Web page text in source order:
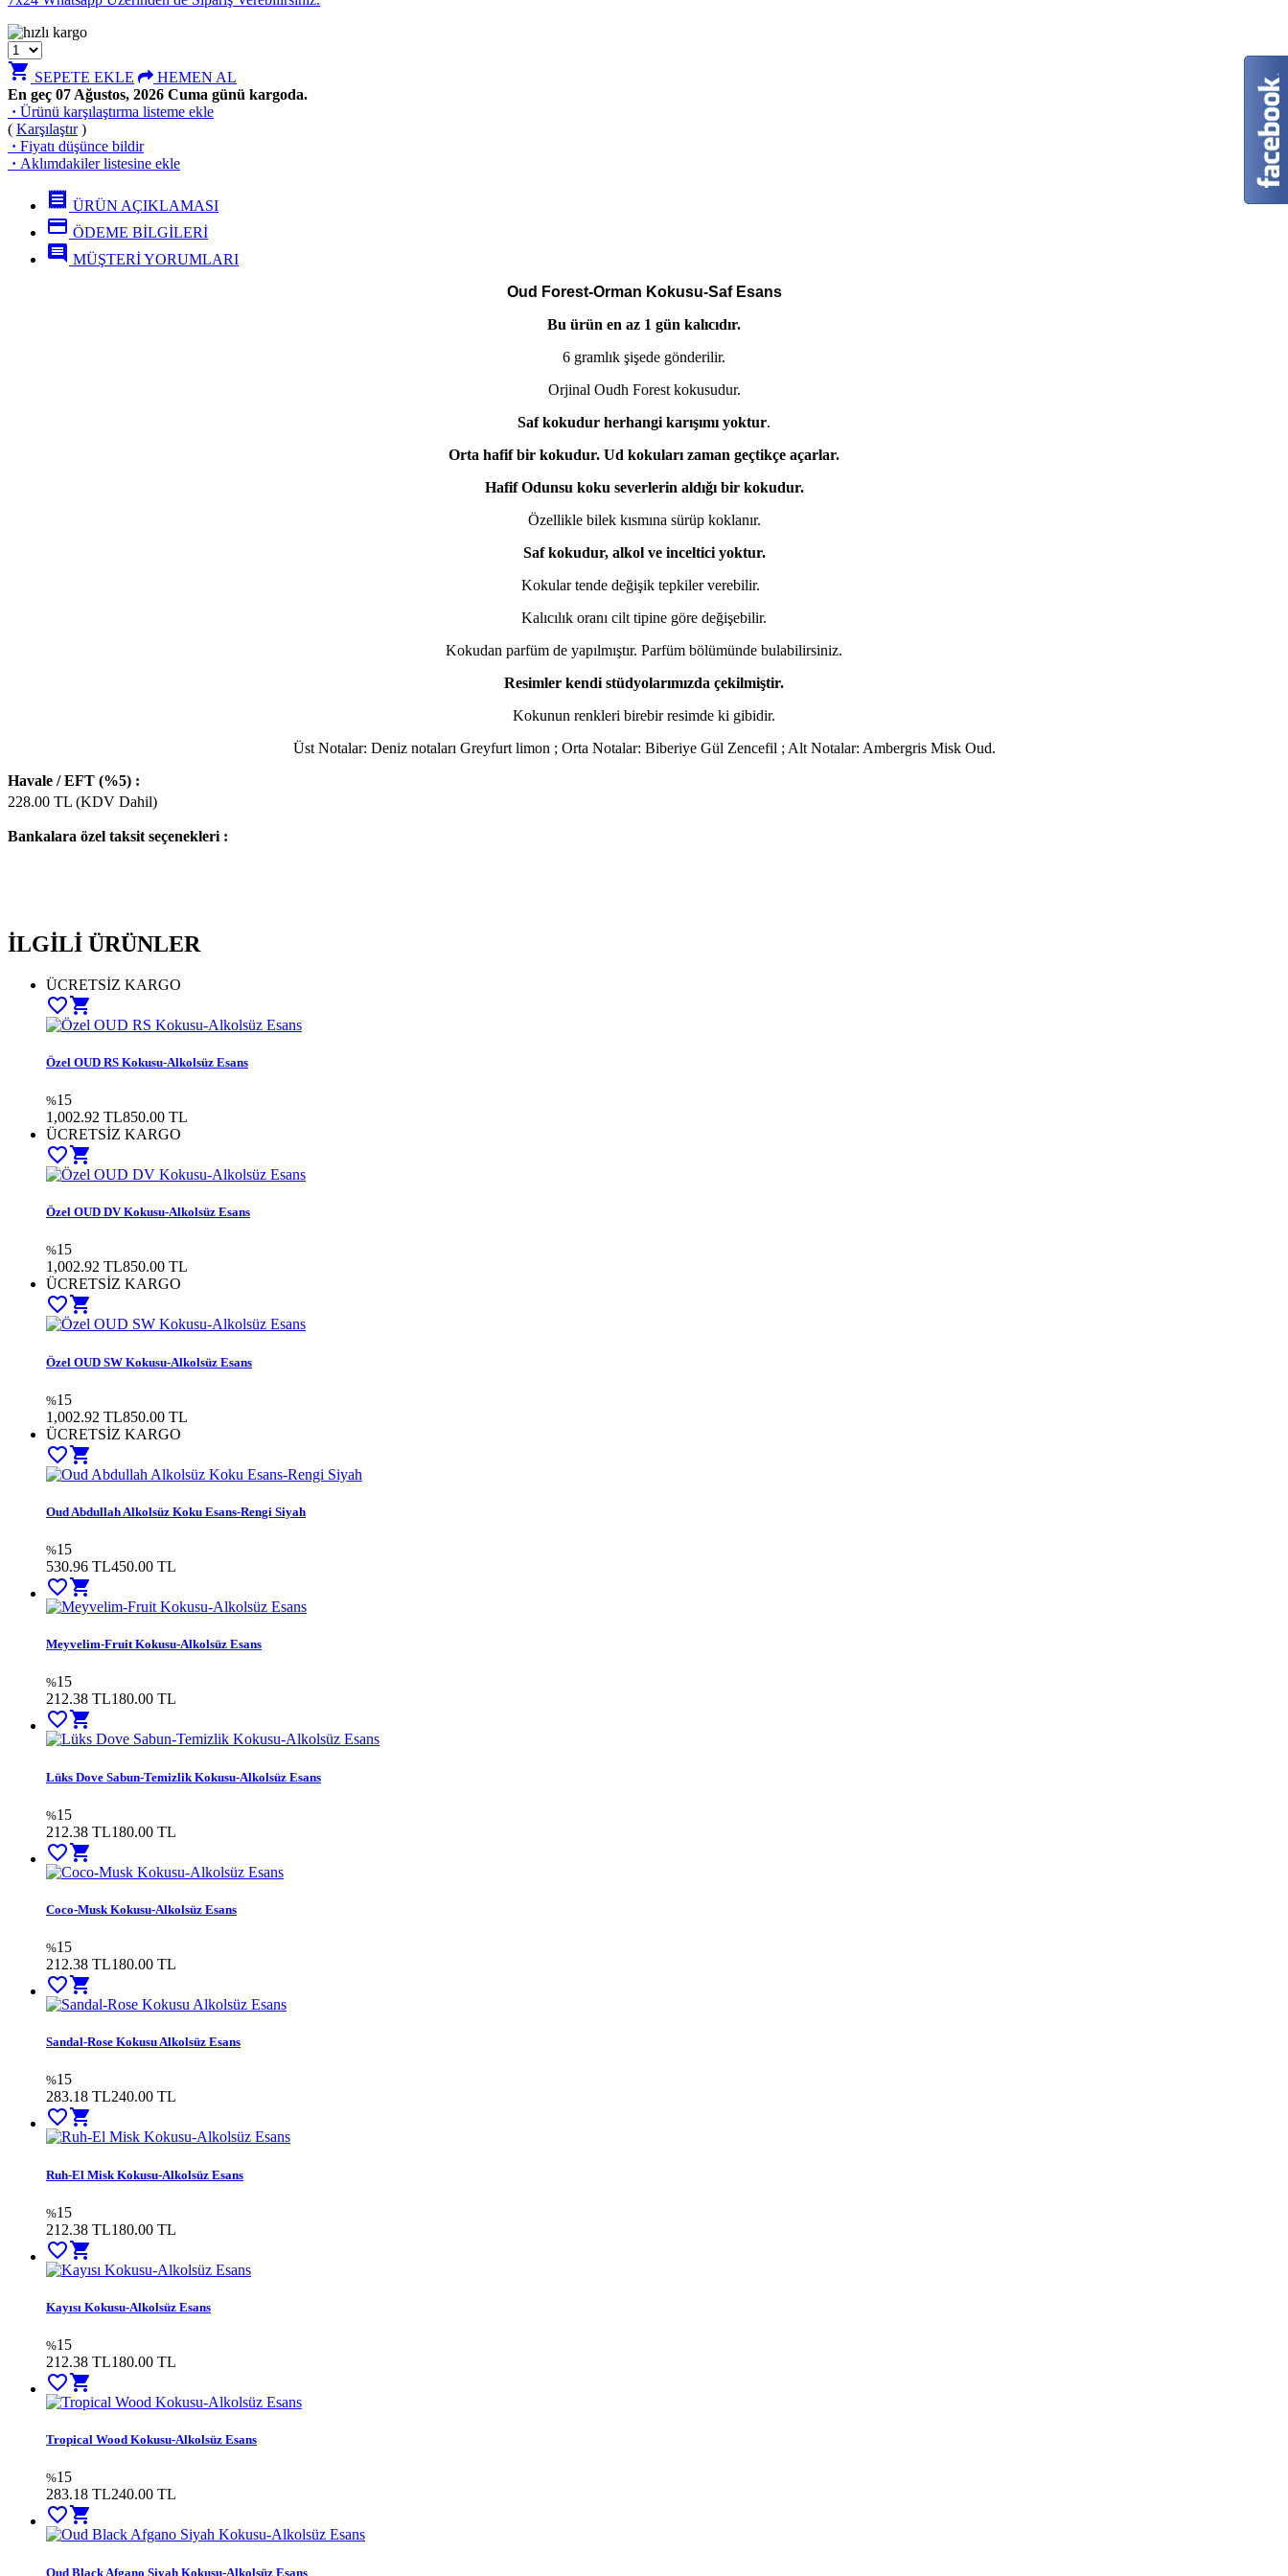
shopping_cart SEPETE EKLE
HEMEN AL
En geç 07 Ağustos, 2026 Cuma günü kargoda.
· Ürünü karşılaştırma listeme ekle
( Karşılaştır)
· Fiyatı düşünce bildir
· Aklımdakiler listesine ekle
receipt ÜRÜN AÇIKLAMASI
credit_card ÖDEME BİLGİLERİ
comment MÜŞTERİ YORUMLARI
Oud Forest-Orman Kokusu-Saf Esans
Bu ürün en az 1 gün kalıcıdır.
6 gramlık şişede gönderilir.
Orjinal Oudh Forest kokusudur.
Saf kokudur herhangi karışımı yoktur.
Orta hafif bir kokudur. Ud kokuları zaman geçtikçe açarlar.
Hafif Odunsu koku severlerin aldığı bir kokudur.
Özellikle bilek kısmına sürüp koklanır.
Saf kokudur, alkol ve inceltici yoktur.
Kokular tende değişik tepkiler verebilir.
Kalıcılık oranı cilt tipine göre değişebilir.
Kokudan parfüm de yapılmıştır. Parfüm bölümünde bulabilirsiniz.
Resimler kendi stüdyolarımızda çekilmiştir.
Kokunun renkleri birebir resimde ki gibidir.
Üst Notalar: Deniz notaları Greyfurt limon ; Orta Notalar: Biberiye Gül Zencefil ; Alt Notalar: Ambergris Misk Oud.
Havale / EFT (%5) :
228.00 TL (KDV Dahil)
Bankalara özel taksit seçenekleri :
İLGİLİ ÜRÜNLER
ÜCRETSİZ KARGO
favorite_bordershopping_cart
Özel OUD RS Kokusu-Alkolsüz Esans
%15
1,002.92 TL850.00 TL
ÜCRETSİZ KARGO
favorite_bordershopping_cart
Özel OUD DV Kokusu-Alkolsüz Esans
%15
1,002.92 TL850.00 TL
ÜCRETSİZ KARGO
favorite_bordershopping_cart
Özel OUD SW Kokusu-Alkolsüz Esans
%15
1,002.92 TL850.00 TL
ÜCRETSİZ KARGO
favorite_bordershopping_cart
Oud Abdullah Alkolsüz Koku Esans-Rengi Siyah
%15
530.96 TL450.00 TL
favorite_bordershopping_cart
Meyvelim-Fruit Kokusu-Alkolsüz Esans
%15
212.38 TL180.00 TL
favorite_border shopping_cart
Lüks Dove Sabun-Temizlik Kokusu-Alkolsüz Esans
%15
212.38 TL180.00 TL
favorite_bordershopping_cart
Coco-Musk Kokusu-Alkolsüz Esans
%15
212.38 TL180.00 TL
favorite_bordershopping_cart
Sandal-Rose Kokusu Alkolsüz Esans
%15
283.18 TL240.00 TL
favorite_border shopping_cart
Ruh-El Misk Kokusu-Alkolsüz Esans
%15
212.38 TL180.00 TL
favorite_bordershopping_cart
Kayısı Kokusu-Alkolsüz Esans
%15
212.38 TL180.00 TL
favorite_bordershopping_cart
Tropical Wood Kokusu-Alkolsüz Esans
%15
283.18 TL240.00 TL
favorite_border shopping_cart
Oud Black Afgano Siyah Kokusu-Alkolsüz Esans